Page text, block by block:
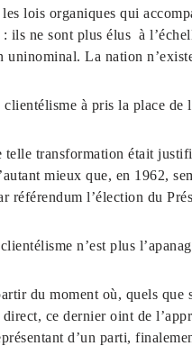
lois organiques qui
: ils ne sont plus élus à
uninominal. La nation
à pris la place de la
transformation était
mieux que, en 1962,
référendum l’élection du
n’est plus l’apanage
moment où, quels que
ce dernier oint de
d’un parti,